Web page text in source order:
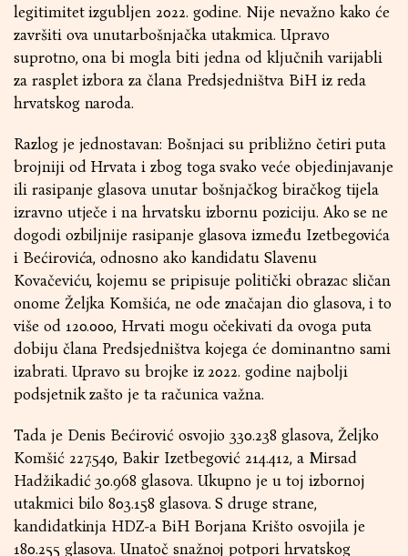
legitimitet izgubljen 2022. godine. Nije nevažno kako će
završiti ova unutarbošnjačka utakmica. Upravo
suprotno, ona bi mogla biti jedna od ključnih varijabli
za rasplet izbora za člana Predsjedništva BiH iz reda
hrvatskog naroda.
Razlog je jednostavan: Bošnjaci su približno četiri puta
brojniji od Hrvata i zbog toga svako veće objedinjavanje
ili rasipanje glasova unutar bošnjačkog biračkog tijela
izravno utječe i na hrvatsku izbornu poziciju. Ako se ne
dogodi ozbiljnije rasipanje glasova između Izetbegovića
i Bećirovića, odnosno ako kandidatu Slavenu
Kovačeviću, kojemu se pripisuje politički obrazac sličan
onome Željka Komšića, ne ode značajan dio glasova, i to
više od 120.000, Hrvati mogu očekivati da ovoga puta
dobiju člana Predsjedništva kojega će dominantno sami
izabrati. Upravo su brojke iz 2022. godine najbolji
podsjetnik zašto je ta računica važna.
Tada je Denis Bećirović osvojio 330.238 glasova, Željko
Komšić 227.540, Bakir Izetbegović 214.412, a Mirsad
Hadžikadić 30.968 glasova. Ukupno je u toj izbornoj
utakmici bilo 803.158 glasova. S druge strane,
kandidatkinja HDZ-a BiH Borjana Krišto osvojila je
180.255 glasova. Unatoč snažnoj potpori hrvatskog